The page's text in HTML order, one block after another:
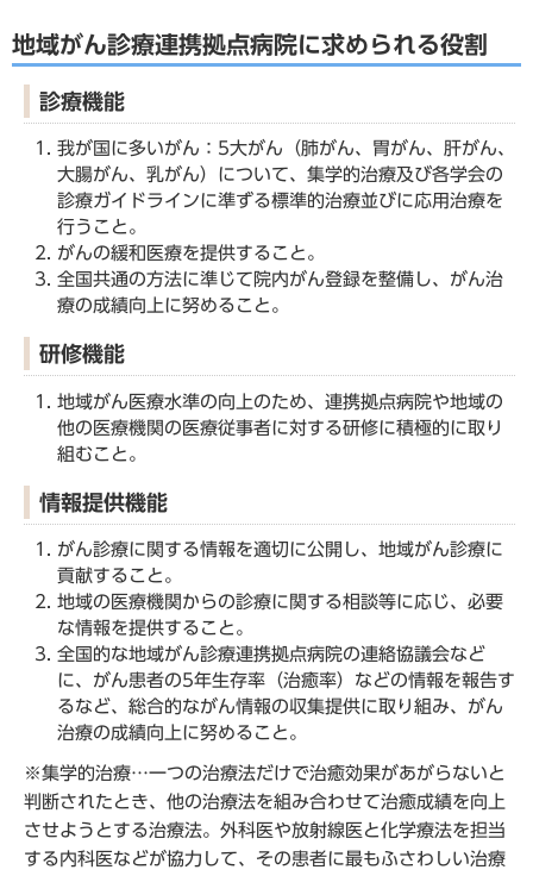
地域がん診療連携拠点病院に求められる役割
診療機能
我が国に多いがん：5大がん（肺がん、胃がん、肝がん、
大腸がん、乳がん）について、集学的治療及び各学会の
診療ガイドラインに準ずる標準的治療並びに応用治療を
行うこと。
がんの緩和医療を提供すること。
全国共通の方法に準じて院内がん登録を整備し、がん治
療の成績向上に努めること。
研修機能
地域がん医療水準の向上のため、連携拠点病院や地域の
他の医療機関の医療従事者に対する研修に積極的に取り
組むこと。
情報提供機能
がん診療に関する情報を適切に公開し、地域がん診療に
貢献すること。
地域の医療機関からの診療に関する相談等に応じ、必要
な情報を提供すること。
全国的な地域がん診療連携拠点病院の連絡協議会など
に、がん患者の5年生存率（治癒率）などの情報を報告す
るなど、総合的ながん情報の収集提供に取り組み、がん
治療の成績向上に努めること。
※集学的治療…一つの治療法だけで治癒効果があがらないと
判断されたとき、他の治療法を組み合わせて治癒成績を向上
させようとする治療法。外科医や放射線医と化学療法を担当
する内科医などが協力して、その患者に最もふさわしい治療